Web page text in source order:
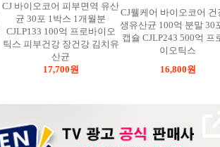
CJ 바이오코어 피부면역 유산
균 30포 1박스 1개월분
CJLP133 100억 프로바이오
틱스 피부건강 장건강 김치유
산균
CJ웰케어 바이오코어 건
생유산균 100억 분말 30
캡슐 CJLP243 500억 프
이오틱스
17,700원 16,800원